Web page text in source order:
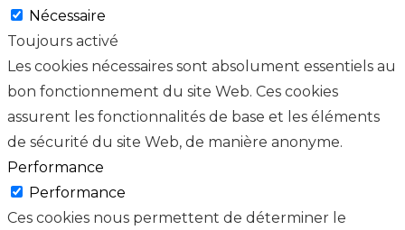
Nécessaire
Toujours activé
Les cookies nécessaires sont absolument essentiels au
bon fonctionnement du site Web. Ces cookies
assurent les fonctionnalités de base et les éléments
de sécurité du site Web, de manière anonyme.
Performance
Performance
Ces cookies nous permettent de déterminer le